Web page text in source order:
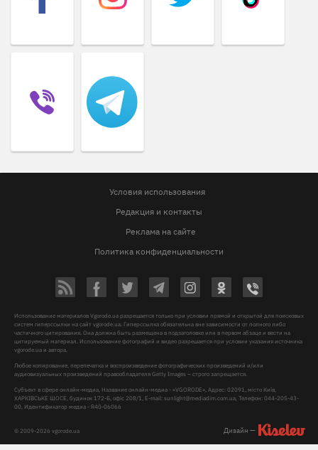
Условия использования
Редакция и контакты
Реклама на сайте
Политика конфиденциальности
© 2009-2026 vgorode.ua
Использование материалов Vgorode.ua разрешается только при условии прямой и открытой для поисковых
систем гиперссылки на сайт vgorode.ua. Гиперссылка обязательна вне зависимости от полного либо
частичного цитирования. Она должна быть размещена в подзаголовке или в первом абзаце и вести на
цитируемый материал. Использование фотографий и видео разрешается при условии указания источника
vgorode.ua и автора.
Любое копирование, перепечатка и воспроизведение фотографических произведений и/или
аудиовизуальных произведений правообладателя Getty Images – строго запрещается.
Субъект в сфере онлайн-медиа, Название онлайн-медиа - «VGORODE», Адрес: 02091, місто Київ,
ХАРКІВСЬКЕ ШОСЕ, будинок 172-Б, офіс 208/1, E-mail:sunlight@mediadim.com.ua , Телефон: 044-205-43-
00, Идентификатор медиа - R40-06066
Дизайн —